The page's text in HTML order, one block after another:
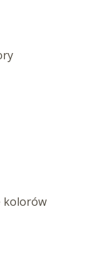
kolorów